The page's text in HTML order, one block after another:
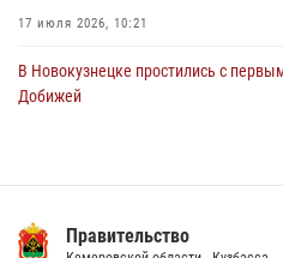
17 июля 2026, 10:21
В Новокузнецке простились с
Добижей
14 июля 2026, 08:52 1
Правительство